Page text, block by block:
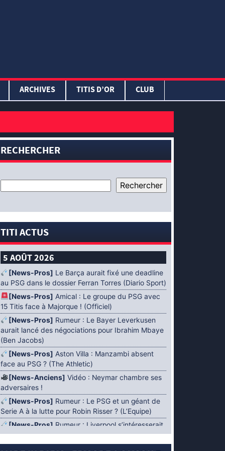
ARCHIVES TITIS D’OR CLUB
RECHERCHER
TITI ACTUS
5 AOÛT 2026
[News-Pros] Le Barça aurait fixé une deadline
au PSG dans le dossier Ferran Torres (Diario Sport)
[News-Pros] Amical : Le groupe du PSG avec
15 Titis face à Majorque ! (Officiel)
[News-Pros] Rumeur : Le Bayer Leverkusen
aurait lancé des négociations pour Ibrahim Mbaye
(Ben Jacobs)
[News-Pros] Aston Villa : Manzambi absent
face au PSG ? (The Athletic)
[News-Anciens] Vidéo : Neymar chambre ses
adversaires !
[News-Pros] Rumeur : Le PSG et un géant de
Serie A à la lutte pour Robin Risser ? (L’Equipe)
[News-Pros] Rumeur : Liverpool s’intéresserait
à Ibrahim Mbaye en plus de Bradley Barcola
(Fabrizio Romano)